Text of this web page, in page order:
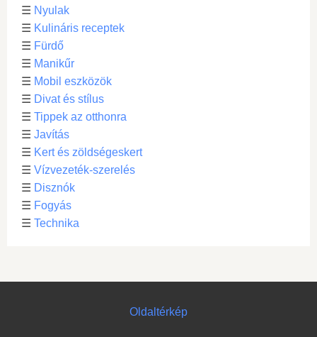
☰ Nyulak
☰ Kulináris receptek
☰ Fürdő
☰ Manikűr
☰ Mobil eszközök
☰ Divat és stílus
☰ Tippek az otthonra
☰ Javítás
☰ Kert és zöldségeskert
☰ Vízvezeték-szerelés
☰ Disznók
☰ Fogyás
☰ Technika
Oldaltérkép